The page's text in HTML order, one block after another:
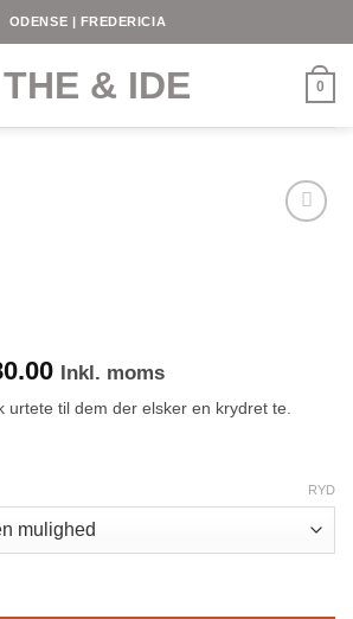
ODENSE | FREDERICIA
0
Prisinterval:
til
Inkl. moms
urtete til dem der elsker en krydret te.
RYD